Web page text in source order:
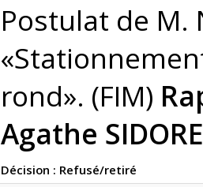
Postulat de M.
rond». (FIM)
Agathe
Décision : Refusé/retiré